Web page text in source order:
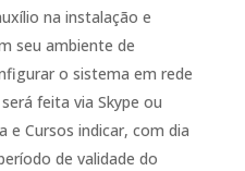
na instalação e
seu ambiente de
o sistema em rede
feita via Skype ou
e Cursos indicar, com dia
de validade do